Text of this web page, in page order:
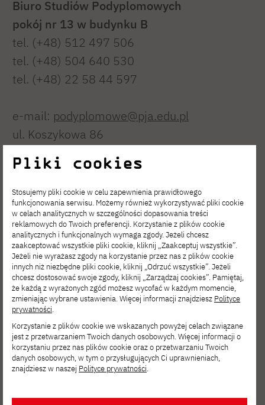
Biuro Studiów Podyplomowych
pokój nr 13 w budynku B
tel. (+48) 512 497 506
tel. (+48) 504 640 530
tel. (+48) 22 58 44 597
e-mail: podyplomowe@pja.edu.pl
ul. Koszykowa 86
Centrum
Kształcenia
Podyplomowego
Obsługa kandydatek i kandydatów na
studia w PJATK odbywa się stacjonarnie,
telefonicznie i mailowo.
Dokumenty można dostarczaćdrogą
elektroniczną – wgrywając skany na swoim
Pliki cookies
Stosujemy pliki cookie w celu zapewnienia prawidłowego
funkcjonowania serwisu. Możemy również wykorzystywać pliki cookie
w celach analitycznych w szczególności dopasowania treści
reklamowych do Twoich preferencji. Korzystanie z plików cookie
analitycznych i funkcjonalnych wymaga zgody. Jeżeli chcesz
zaakceptować wszystkie pliki cookie, kliknij „Zaakceptuj wszystkie”.
Jeżeli nie wyrażasz zgody na korzystanie przez nas z plików cookie
innych niż niezbędne pliki cookie, kliknij „Odrzuć wszystkie”. Jeżeli
chcesz dostosować swoje zgody, kliknij „Zarządzaj cookies”. Pamiętaj,
że każdą z wyrażonych zgód możesz wycofać w każdym momencie,
zmieniając wybrane ustawienia. Więcej informacji znajdziesz Polityce
prywatności.
Korzystanie z plików cookie we wskazanych powyżej celach związane
jest z przetwarzaniem Twoich danych osobowych. Więcej informacji o
korzystaniu przez nas plików cookie oraz o przetwarzaniu Twoich
danych osobowych, w tym o przysługujących Ci uprawnieniach,
znajdziesz w naszej Polityce prywatności.